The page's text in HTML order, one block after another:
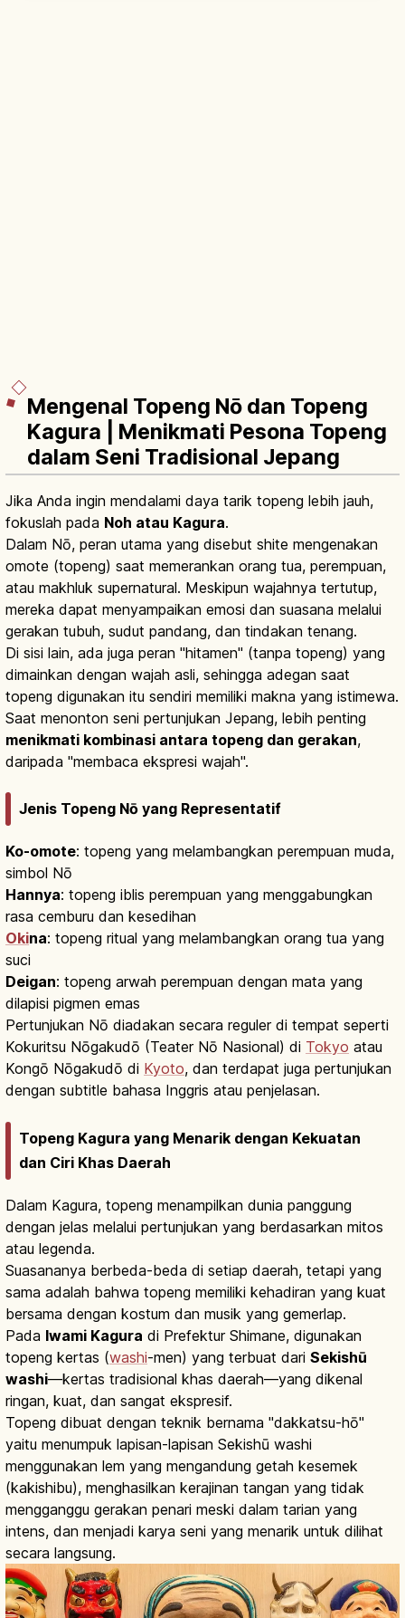
Mengenal Topeng Nō dan Topeng
Kagura | Menikmati Pesona Topeng
dalam Seni Tradisional Jepang
Jika Anda ingin mendalami daya tarik topeng lebih jauh,
fokuslah pada Noh atau Kagura.
Dalam Nō, peran utama yang disebut shite mengenakan
omote (topeng) saat memerankan orang tua, perempuan,
atau makhluk supernatural. Meskipun wajahnya tertutup,
mereka dapat menyampaikan emosi dan suasana melalui
gerakan tubuh, sudut pandang, dan tindakan tenang.
Di sisi lain, ada juga peran "hitamen" (tanpa topeng) yang
dimainkan dengan wajah asli, sehingga adegan saat
topeng digunakan itu sendiri memiliki makna yang istimewa.
Saat menonton seni pertunjukan Jepang, lebih penting
menikmati kombinasi antara topeng dan gerakan,
daripada "membaca ekspresi wajah".
Jenis Topeng Nō yang Representatif
Ko-omote: topeng yang melambangkan perempuan muda,
simbol Nō
Hannya: topeng iblis perempuan yang menggabungkan
rasa cemburu dan kesedihan
Okina: topeng ritual yang melambangkan orang tua yang
suci
Deigan: topeng arwah perempuan dengan mata yang
dilapisi pigmen emas
Pertunjukan Nō diadakan secara reguler di tempat seperti
Kokuritsu Nōgakudō (Teater Nō Nasional) di Tokyo atau
Kongō Nōgakudō di Kyoto, dan terdapat juga pertunjukan
dengan subtitle bahasa Inggris atau penjelasan.
Topeng Kagura yang Menarik dengan Kekuatan
dan Ciri Khas Daerah
Dalam Kagura, topeng menampilkan dunia panggung
dengan jelas melalui pertunjukan yang berdasarkan mitos
atau legenda.
Suasananya berbeda-beda di setiap daerah, tetapi yang
sama adalah bahwa topeng memiliki kehadiran yang kuat
bersama dengan kostum dan musik yang gemerlap.
Pada Iwami Kagura di Prefektur Shimane, digunakan
topeng kertas (washi-men) yang terbuat dari Sekishū
washi—kertas tradisional khas daerah—yang dikenal
ringan, kuat, dan sangat ekspresif.
Topeng dibuat dengan teknik bernama "dakkatsu-hō"
yaitu menumpuk lapisan-lapisan Sekishū washi
menggunakan lem yang mengandung getah kesemek
(kakishibu), menghasilkan kerajinan tangan yang tidak
mengganggu gerakan penari meski dalam tarian yang
intens, dan menjadi karya seni yang menarik untuk dilihat
secara langsung.